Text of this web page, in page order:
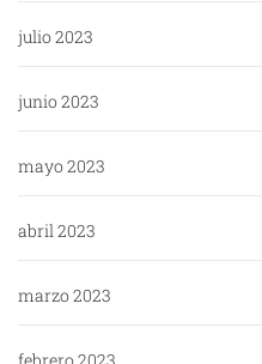
julio 2023
junio 2023
mayo 2023
abril 2023
marzo 2023